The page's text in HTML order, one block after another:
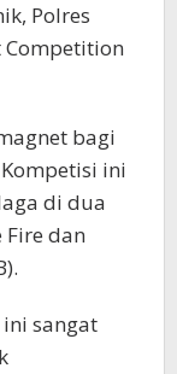
Polres
Competition
bagi
ini
di dua
dan
ini sangat